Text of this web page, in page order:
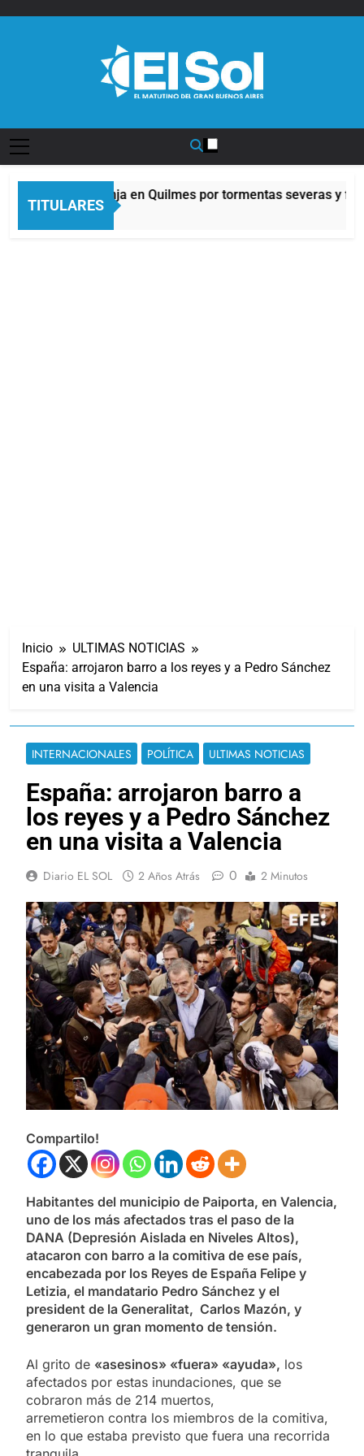
TITULARES
Alerta naranja en Quilmes por tormentas severas y
8 Horas Atrás
Inicio
ULTIMAS NOTICIAS
España: arrojaron barro a los reyes y a Pedro Sánchez
en una visita a Valencia
INTERNACIONALES POLÍTICA ULTIMAS NOTICIAS
España: arrojaron barro a
los reyes y a Pedro Sánchez
en una visita a Valencia
Diario EL SOL 2 Años Atrás 0 2 Minutos
Compartilo!
Habitantes del municipio de Paiporta, en Valencia,
uno de los más afectados tras el paso de la
DANA (Depresión Aislada en Niveles Altos),
atacaron con barro a la comitiva de ese país,
encabezada por los Reyes de España Felipe y
Letizia, el mandatario Pedro Sánchez y el
president de la Generalitat, Carlos Mazón, y
generaron un gran momento de tensión.
Al grito de «asesinos» «fuera» «ayuda», los
afectados por estas inundaciones, que se
cobraron más de 214 muertos,
arremetieron contra los miembros de la comitiva,
en lo que estaba previsto que fuera una recorrida